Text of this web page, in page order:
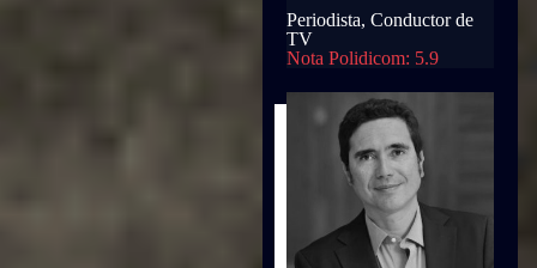
Periodista, Conductor de
TV
Nota Polidicom: 5.9